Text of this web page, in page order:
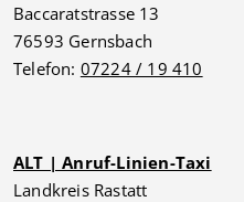
Baccaratstrasse 13
76593 Gernsbach
Telefon: 07224 / 19 410
ALT | Anruf-Linien-Taxi
Landkreis Rastatt